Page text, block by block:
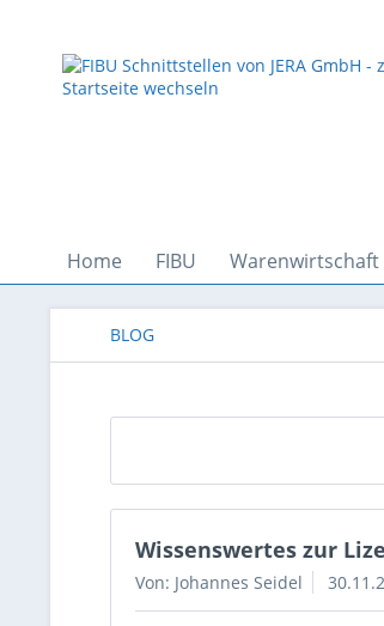
Home FIBU Warenwirtschaft
BLOG
Wissenswertes zur
Von: Johannes Seidel